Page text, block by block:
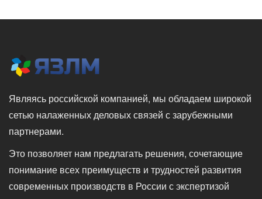
Являясь российской компанией, мы обладаем широкой
сетью налаженных деловых связей с зарубежными
партнерами.
Это позволяет нам предлагать решения, сочетающие
понимание всех преимуществ и трудностей развития
современных производств в России с экспертизой